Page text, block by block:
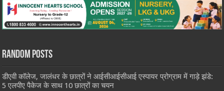
Random Posts
डीएवी कॉलेज, जालंधर के छात्रों ने आईसीआईसीआई एस्पायर प्रोग्राम में गाड़े झंडे:
5 एलपीए पैकेज के साथ 10 छात्रों का चयन